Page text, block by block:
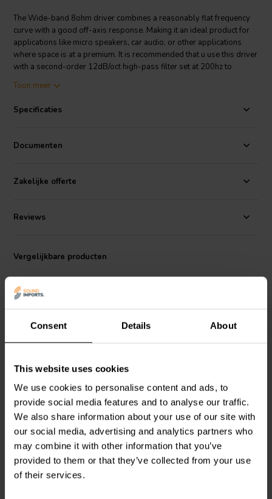
Consent Details About
This website uses cookies
We use cookies to personalise content and ads, to
provide social media features and to analyse our traffic.
We also share information about your use of our site with
our social media, advertising and analytics partners who
may combine it with other information that you’ve
provided to them or that they’ve collected from your use
of their services.
The Wide-band 8ohm driver combines a reasonably flat frequency
curve with a good off-axis response. Making it an ideal product for
applications like micro speakers, car audio, or other applications
where space is at a premium. It is recommended that u use this driver
with a second-order 12dB/oct high-pass filter set at 200hz to
Toon meer
Specificaties
Documenten
Zakelijke offerte
Reviews
Vergelijkbare producten
3" | 8 Ω
FaitalPRO3FE26-8F Full-
range Woofer
2
klantbeoordelingen
Vergelijk
4 Op voorraad
FaitalPRO3FE22-16F
Full-range Woofer
0
klantbeoordelingen
Vergelijk
1 Op voorraad